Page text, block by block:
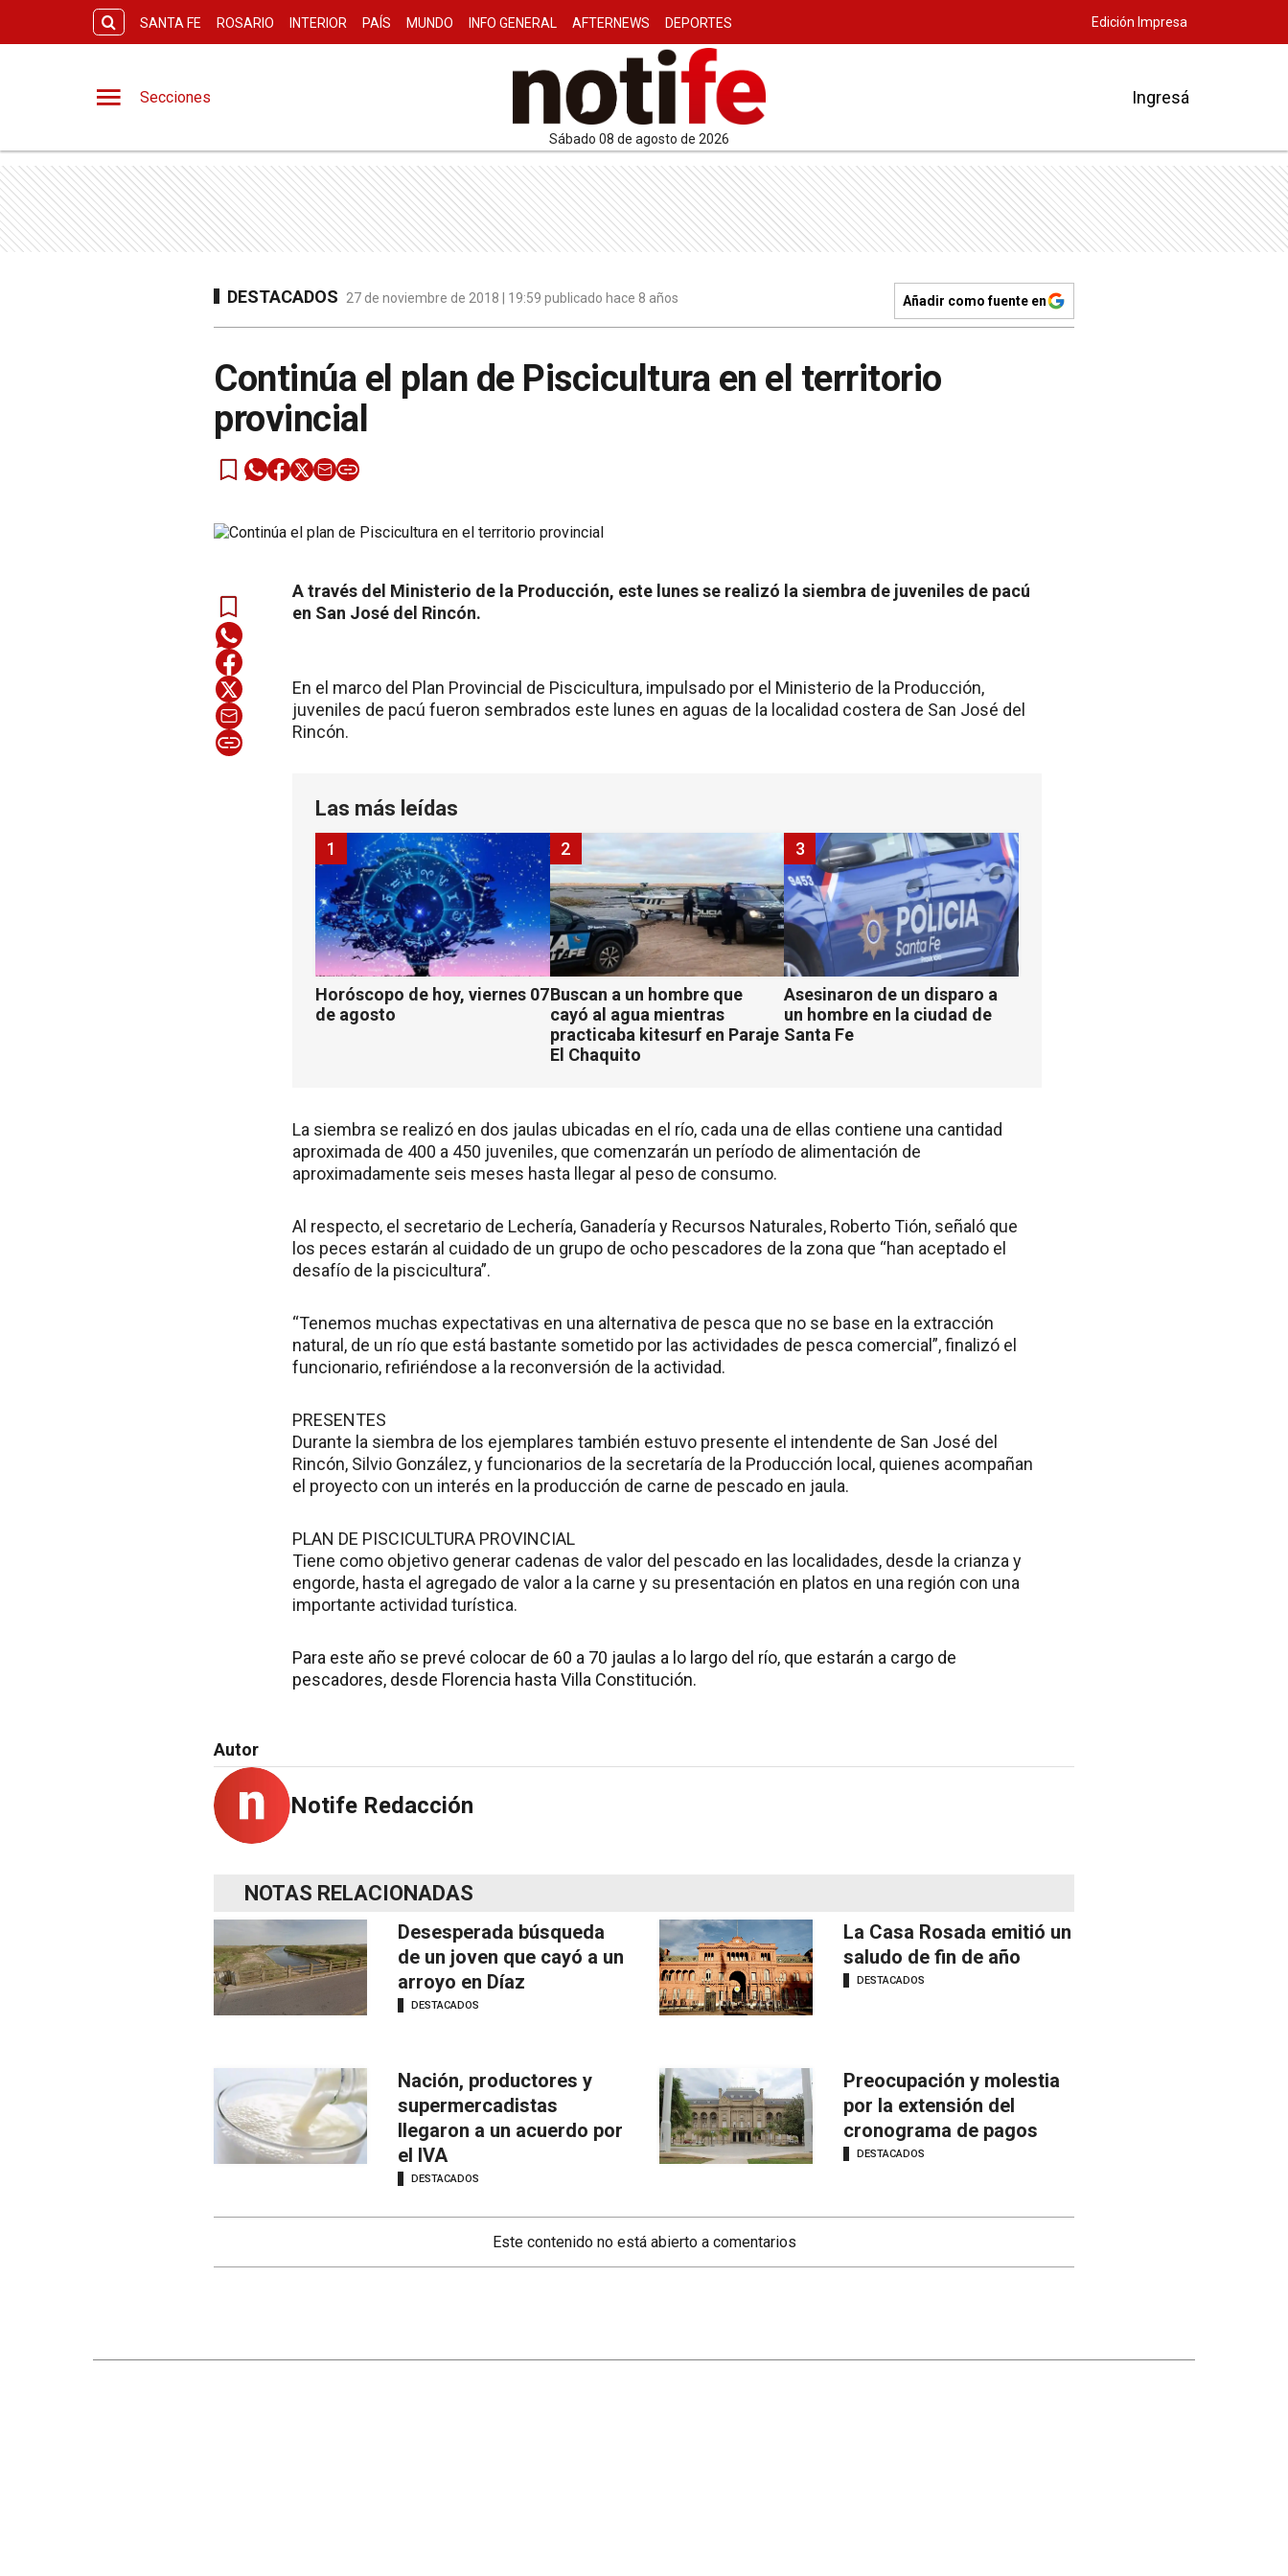
SANTA FE ROSARIO INTERIOR PAÍS MUNDO INFO GENERAL AFTERNEWS DEPORTES Edición Impresa
Secciones
sábado 08 de agosto de 2026
Ingresá
DESTACADOS 27 de noviembre de 2018 | 19:59 publicado hace 8 años Añadir como fuente en
Continúa el plan de Piscicultura en el territorio
provincial
A través del Ministerio de la Producción, este lunes se realizó la siembra de juveniles de pacú
en San José del Rincón.
En el marco del Plan Provincial de Piscicultura, impulsado por el Ministerio de la Producción,
juveniles de pacú fueron sembrados este lunes en aguas de la localidad costera de San José del
Rincón.
Las más leídas
Horóscopo de hoy, viernes 07
de agosto
1
Buscan a un hombre que
cayó al agua mientras
practicaba kitesurf en Paraje
El Chaquito
2
Asesinaron de un disparo a
un hombre en la ciudad de
Santa Fe
3
La siembra se realizó en dos jaulas ubicadas en el río, cada una de ellas contiene una cantidad
aproximada de 400 a 450 juveniles, que comenzarán un período de alimentación de
aproximadamente seis meses hasta llegar al peso de consumo.
Al respecto, el secretario de Lechería, Ganadería y Recursos Naturales, Roberto Tión, señaló que
los peces estarán al cuidado de un grupo de ocho pescadores de la zona que “han aceptado el
desafío de la piscicultura”.
“Tenemos muchas expectativas en una alternativa de pesca que no se base en la extracción
natural, de un río que está bastante sometido por las actividades de pesca comercial”, finalizó el
funcionario, refiriéndose a la reconversión de la actividad.
PRESENTES
Durante la siembra de los ejemplares también estuvo presente el intendente de San José del
Rincón, Silvio González, y funcionarios de la secretaría de la Producción local, quienes acompañan
el proyecto con un interés en la producción de carne de pescado en jaula.
PLAN DE PISCICULTURA PROVINCIAL
Tiene como objetivo generar cadenas de valor del pescado en las localidades, desde la crianza y
engorde, hasta el agregado de valor a la carne y su presentación en platos en una región con una
importante actividad turística.
Para este año se prevé colocar de 60 a 70 jaulas a lo largo del río, que estarán a cargo de
pescadores, desde Florencia hasta Villa Constitución.
Autor
Notife Redacción
NOTAS RELACIONADAS
Desesperada búsqueda
de un joven que cayó a un
arroyo en Díaz
DESTACADOS
La Casa Rosada emitió un
saludo de fin de año
DESTACADOS
Nación, productores y
supermercadistas
llegaron a un acuerdo por
el IVA
DESTACADOS
Preocupación y molestia
por la extensión del
cronograma de pagos
DESTACADOS
Este contenido no está abierto a comentarios